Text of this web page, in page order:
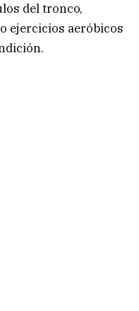
del tronco,
ejercicios aeróbicos